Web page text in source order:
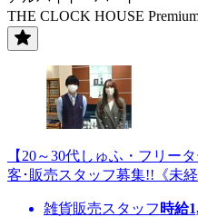
THE CLOCK HOUSE
【20～30代しゅふ・フリー
客･販売スタッフ募集!!《未経
雑貨販売スタッフ 時給